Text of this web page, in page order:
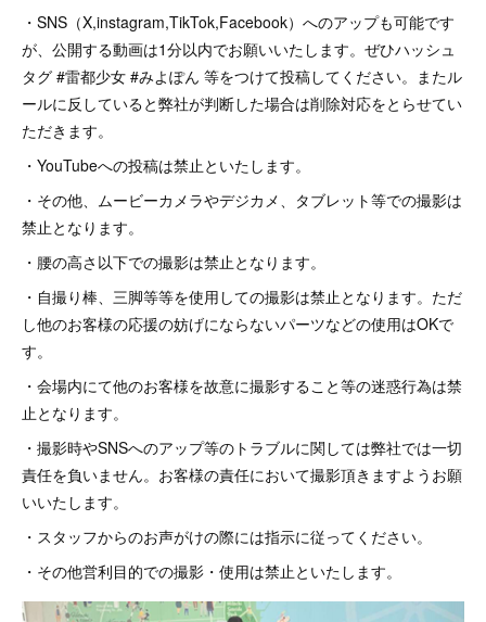
・SNS（X,instagram,TikTok,Facebook）へのアップも可能です
が、公開する動画は1分以内でお願いいたします。ぜひハッシュ
タグ #雷都少女 #みよぽん 等をつけて投稿してください。またル
ールに反していると弊社が判断した場合は削除対応をとらせてい
ただきます。
・YouTubeへの投稿は禁止といたします。
・その他、ムービーカメラやデジカメ、タブレット等での撮影は
禁止となります。
・腰の高さ以下での撮影は禁止となります。
・自撮り棒、三脚等等を使用しての撮影は禁止となります。ただ
し他のお客様の応援の妨げにならないパーツなどの使用はOKで
す。
・会場内にて他のお客様を故意に撮影すること等の迷惑行為は禁
止となります。
・撮影時やSNSへのアップ等のトラブルに関しては弊社では一切
責任を負いません。お客様の責任において撮影頂きますようお願
いいたします。
・スタッフからのお声がけの際には指示に従ってください。
・その他営利目的での撮影・使用は禁止といたします。